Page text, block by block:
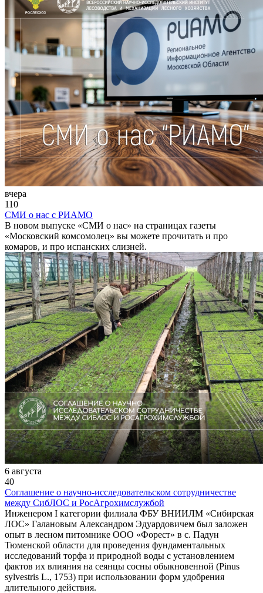
вчера
110
СМИ о нас с РИАМО
В новом выпуске «СМИ о нас» на страницах газеты
«Московский комсомолец» вы можете прочитать и про
комаров, и про испанских слизней.
6 августа
40
Соглашение о научно-исследовательском сотрудничестве
между СибЛОС и РосАгрохимслужбой
Инженером I категории филиала ФБУ ВНИИЛМ «Сибирская
ЛОС» Галановым Александром Эдуардовичем был заложен
опыт в лесном питомнике ООО «Форест» в с. Падун
Тюменской области для проведения фундаментальных
исследований торфа и природной воды с установлением
фактов их влияния на сеянцы сосны обыкновенной (Pinus
sylvestris L., 1753) при использовании форм удобрения
длительного действия.